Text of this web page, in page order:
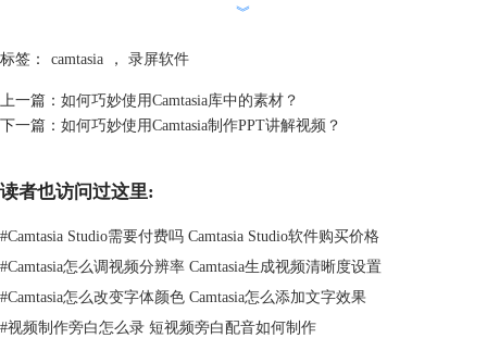
在Camtasia 2020(Windows系统)菜单栏找到注释-点击水滴图标里的模糊效
果。
︾
标签： camtasia ， 录屏软件
上一篇： 如何巧妙使用Camtasia库中的素材？
下一篇： 如何巧妙使用Camtasia制作PPT讲解视频？
读者也访问过这里:
#Camtasia Studio需要付费吗 Camtasia Studio软件购买价格
#Camtasia怎么调视频分辨率 Camtasia生成视频清晰度设置
#Camtasia怎么改变字体颜色 Camtasia怎么添加文字效果
#视频制作旁白怎么录 短视频旁白配音如何制作